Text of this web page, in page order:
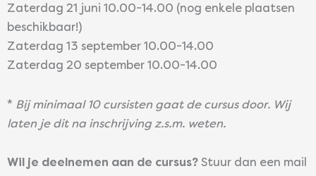
Zaterdag 21 juni 10.00-14.00 (nog enkele plaatsen
beschikbaar!)
Zaterdag 13 september 10.00-14.00
Zaterdag 20 september 10.00-14.00
* Bij minimaal 10 cursisten gaat de cursus door. Wij
laten je dit na inschrijving z.s.m. weten.
Wil je deelnemen aan de cursus? Stuur dan een mail